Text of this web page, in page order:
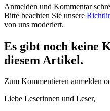
Anmelden und Kommentar
Bitte beachten Sie unsere
von uns moderiert.
Es gibt noch keine
diesem Artikel.
Zum Kommentieren anmelden
Liebe Leserinnen und Leser,